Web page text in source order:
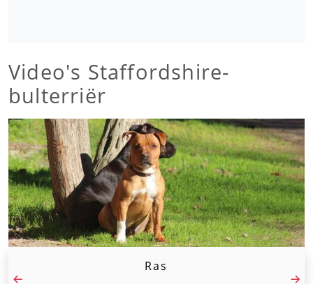
Video's Staffordshire-
bulterriër
Ras